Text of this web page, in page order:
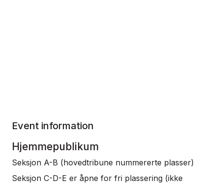
Event information
Hjemmepublikum
Seksjon A-B (hovedtribune nummererte plasser)
Seksjon C-D-E er åpne for fri plassering (ikke